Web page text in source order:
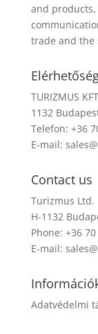
and
trade and the
TURIZMUS
1132
Telefon: +36
E-mail:
Contact us
Turizmus Ltd.
H-1132
Phone: +36
E-mail:
Adatvédelmi